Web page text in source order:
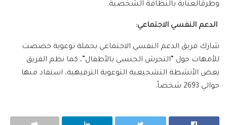
وطرقالعناية بالنظافة الشخصية.
الدعم النفسي الاجتماعي:
شارك فريق الدعم النفسي الاجتماعي بحملة توعوية خصصت
للأمهات حول “التحرش الجنسي بالأطفال”، كما نظم الفريق
يعض الأنشطة التشجيعية التوعوية الترفيهية، استفاد منها
حوالي 2693 شخصاً.